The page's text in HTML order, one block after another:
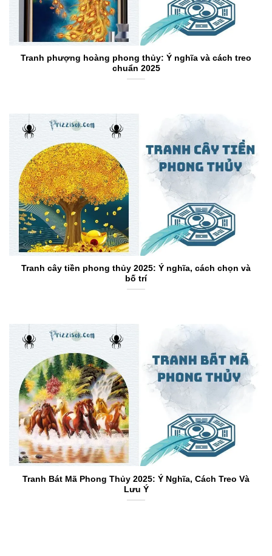
Tranh phượng hoàng phong thủy: Ý nghĩa và cách treo
chuẩn 2025
Tranh cây tiền phong thủy 2025: Ý nghĩa, cách chọn và
bố trí
Tranh Bát Mã Phong Thủy 2025: Ý Nghĩa, Cách Treo Và
Lưu Ý